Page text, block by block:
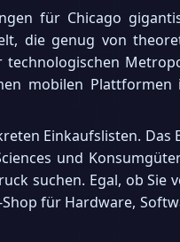
für Chicago
die genug von
technologischen
mobilen Plattformen
Einkaufslisten. Das
und
suchen. Egal, ob Sie
für Hardware,